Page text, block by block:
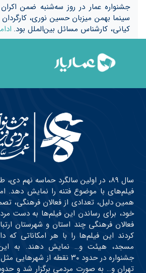
جشنواره عمار در روز سه‌شنبه ضمن
سینما بهمن میزبان حسین نوری،
کیانی، کارشناس مسائل بین‌الملل بود.
سال ۸۹، در اولین سالگرد حماسه نهم
فیلم‌های با موضوع فتنه را نمایش دهد.
همین دلیل، تعدادی از فعالان فرهنگی،
خود، برای رساندن این فیلم‌ها به دست
فعالان فرهنگی چند استان و شهرستان
کردند این فیلم‌ها را با هر امکاناتی که
مسجد، هیئت و… نمایش دهند. به این
جشنواره در حدود ۳۰ نقطه از